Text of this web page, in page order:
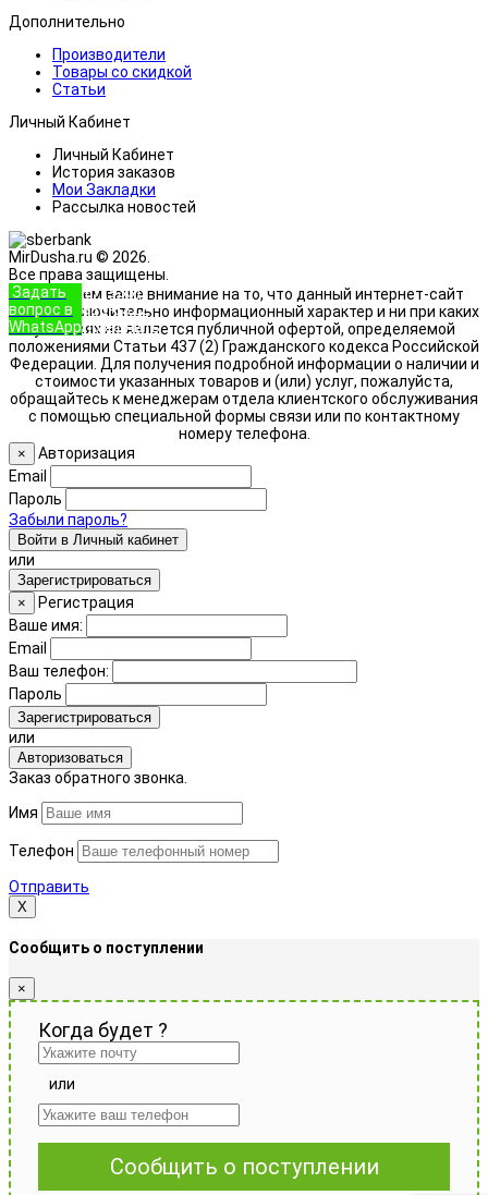
Дополнительно
Производители
Товары со скидкой
Статьи
Личный Кабинет
Личный Кабинет
История заказов
Мои Закладки
Рассылка новостей
MirDusha.ru © 2026.
Все права защищены.
Обращаем ваше внимание на то, что данный интернет-сайт
носит исключительно информационный характер и ни при каких
условиях не является публичной офертой, определяемой
положениями Статьи 437 (2) Гражданского кодекса Российской
Федерации. Для получения подробной информации о наличии и
стоимости указанных товаров и (или) услуг, пожалуйста,
обращайтесь к менеджерам отдела клиентского обслуживания
с помощью специальной формы связи или по контактному
номеру телефона.
Задать
вопрос в
WhatsApp
+7 (933)
888-8322
Позвонить
×
Авторизация
Email
Пароль
Забыли пароль?
Войти в Личный кабинет
или
Зарегистрироваться
×
Регистрация
Ваше имя:
Email
Ваш телефон:
Пароль
Зарегистрироваться
или
Авторизоваться
Заказ обратного звонка.
Имя
Телефон
Отправить
Х
Сообщить о поступлении
×
Когда будет ?
или
Сообщить о поступлении